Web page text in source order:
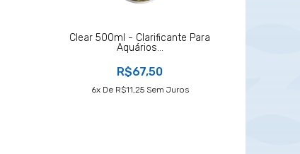
Clear 500ml - Clarificante Para
Aquários...
R$67,50
6X De R$11,25Sem Juros